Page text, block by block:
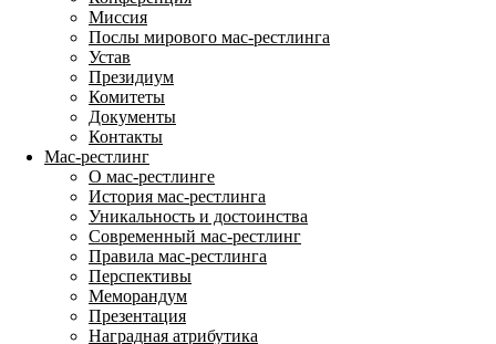
Миссия
Послы мирового мас-рестлинга
Устав
Президиум
Комитеты
Документы
Контакты
Мас-рестлинг
О мас-рестлинге
История мас-рестлинга
Уникальность и достоинства
Современный мас-рестлинг
Правила мас-рестлинга
Перспективы
Меморандум
Презентация
Наградная атрибутика